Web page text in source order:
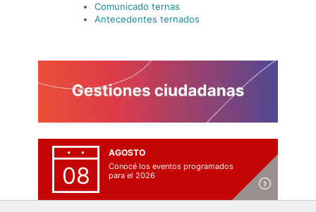
Comunicado ternas
Antecedentes ternados
08
AGOSTO
Conocé los eventos programados
para el 2026